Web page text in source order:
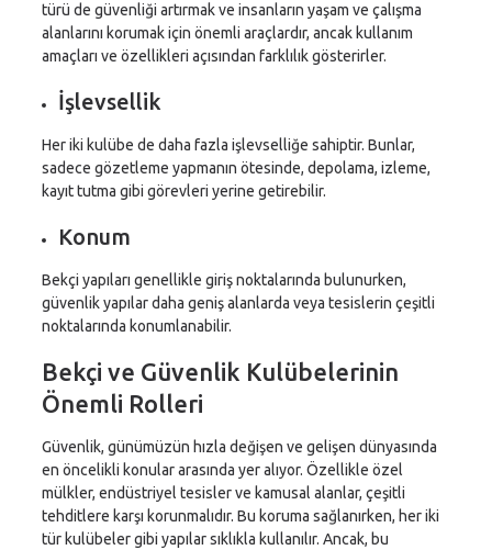
türü de güvenliği artırmak ve insanların yaşam ve çalışma
alanlarını korumak için önemli araçlardır, ancak kullanım
amaçları ve özellikleri açısından farklılık gösterirler.
İşlevsellik
Her iki kulübe de daha fazla işlevselliğe sahiptir. Bunlar,
sadece gözetleme yapmanın ötesinde, depolama, izleme,
kayıt tutma gibi görevleri yerine getirebilir.
Konum
Bekçi yapıları genellikle giriş noktalarında bulunurken,
güvenlik yapılar daha geniş alanlarda veya tesislerin çeşitli
noktalarında konumlanabilir.
Bekçi ve Güvenlik Kulübelerinin
Önemli Rolleri
Güvenlik, günümüzün hızla değişen ve gelişen dünyasında
en öncelikli konular arasında yer alıyor. Özellikle özel
mülkler, endüstriyel tesisler ve kamusal alanlar, çeşitli
tehditlere karşı korunmalıdır. Bu koruma sağlanırken, her iki
tür kulübeler gibi yapılar sıklıkla kullanılır. Ancak, bu